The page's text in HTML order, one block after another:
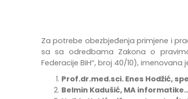
Za potrebe obezbjeđenja primjene i pra
sa sa odredbama Zakona o
Federacije BiH“, broj 40/10), imenovana
Prof.dr.med.sci. Enes Hodžić,
Belmin Kadušić, MA